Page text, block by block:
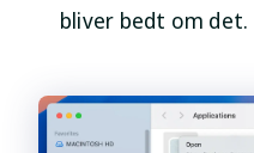
bliver bedt om det.